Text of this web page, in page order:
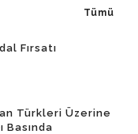
Tümü
Fırsatı
Türkleri Üzerine
Basında